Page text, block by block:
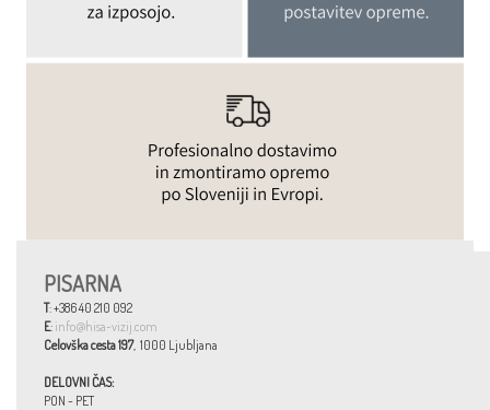
PISARNA
T: +386 40 210 092
E: info@hisa-vizij.com
Celovška cesta 197, 1000 Ljubljana
DELOVNI ČAS:
PON - PET